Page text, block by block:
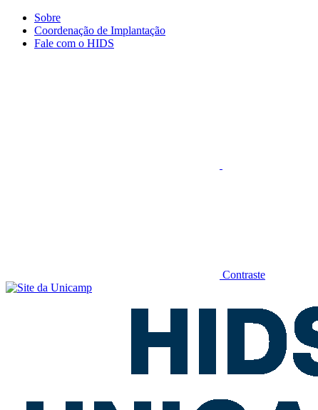
Conteúdo principal
Sobre
Coordenação de Implantação
Fale com o HIDS
Contraste